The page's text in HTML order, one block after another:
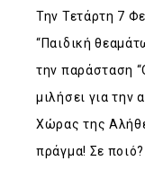
Την Τετάρτη 7
“Παιδική
την παράσταση
μιλήσει για την
Χώρας της
πράγμα! Σε